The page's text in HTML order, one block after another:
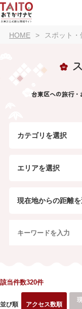
HOME スポット・
台東区への旅行
カテゴリを選択
エリアを選択
現在地からの距離を
該当件数320件
並び順 アクセス数順